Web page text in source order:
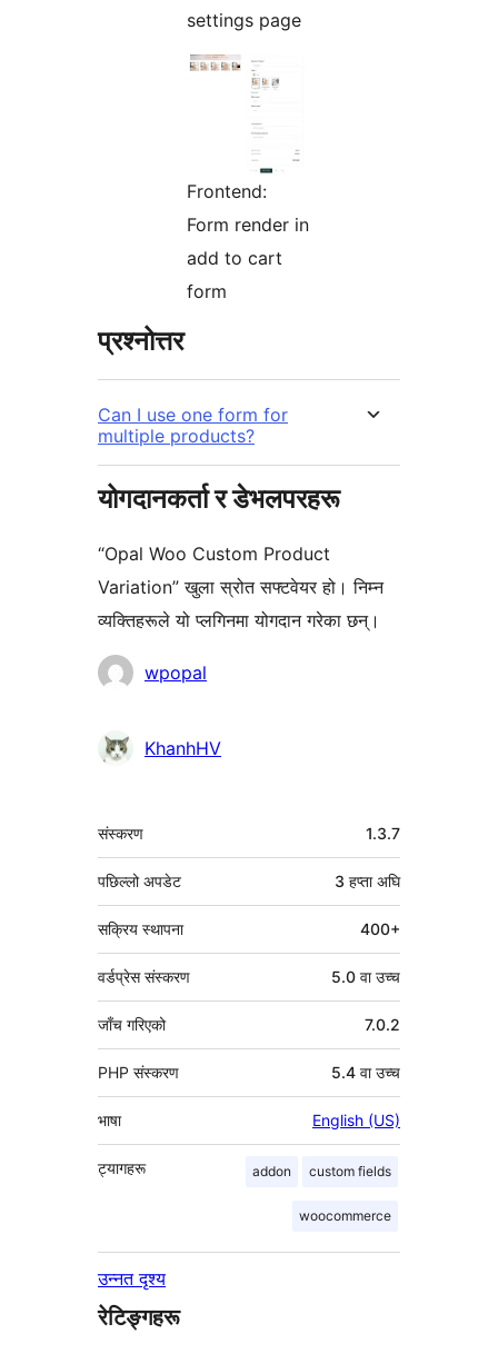
settings page
Frontend:
Form render in
add to cart
form
प्रश्नोत्तर
Can I use one form for
multiple products?
योगदानकर्ता र डेभलपरहरू
“Opal Woo Custom Product
Variation” खुला स्रोत सफ्टवेयर हो। निम्न
व्यक्तिहरूले यो प्लगिनमा योगदान गरेका छन्।
योगदानकर्ताहरू
wpopal
KhanhHV
मेटा
संस्करण 1.3.7
पछिल्लो अपडेट 3 हप्ताअघि
सक्रिय स्थापना 400+
वर्डप्रेस संस्करण 5.0 वा उच्च
जाँच गरिएको 7.0.2
PHP संस्करण 5.4 वा उच्च
भाषा English (US)
ट्यागहरू addon custom fields
woocommerce
उन्नत दृश्य
रेटिङ्गहरू